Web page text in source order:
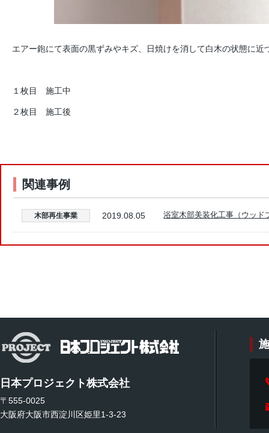
エアー鉋にて表面の黒ずみやキズ、日焼けを消して白木の状態に近
１枚目 施工中
２枚目 施工後
関連事例
木部再生事業 2019.08.05 浴室木部美装化工事（ウッド
日本プロジェクト株式会社
〒555-0025
大阪府大阪市西淀川区姫里1-3-23